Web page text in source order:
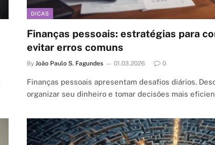
DICAS
Finanças pessoais: estratégias para
evitar erros comuns
By João Paulo S. Fagundes 01.03.2026 0
Finanças pessoais apresentam desafios diários.
organizar seu dinheiro e tomar decisões mais